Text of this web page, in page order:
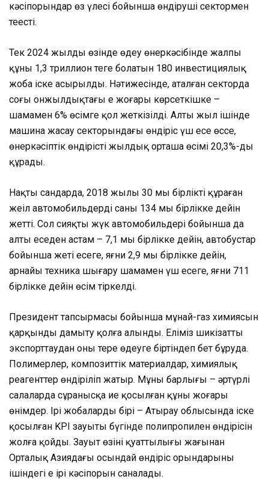
кәсіпорындар өз үлесі бойынша өндіруші сектормен
теңесті.
Тек 2024 жылдың өзінде өңдеу өнеркәсібінде жалпы
құны 1,3 триллион теңге болатын 180 инвестициялық
жоба іске асырылды. Нәтижесінде, аталған секторда
соңғы онжылдықтағы ең жоғары көрсеткішке –
шамамен 6% өсімге қол жеткізілді. Алты жыл ішінде
машина жасау секторындағы өндіріс үш есе өссе,
өнеркәсіптік өндірістің жылдық орташа өсімі 20,3%-ды
құрады.
Нақты сандарда, 2018 жылы 30 мың бірлікті құраған
жеңіл автомобильдердің саны 134 мың бірлікке дейін
жетті. Сол сияқты жүк автомобильдері бойынша да
алты еседен астам – 7,1 мың бірлікке дейін, автобустар
бойынша жеті есеге, яғни 2,9 мың бірлікке дейін,
арнайы техника шығару шамамен үш есеге, яғни 711
бірлікке дейін өсім тіркелді.
Президент тапсырмасы бойынша мұнай-газ химиясын
қарқынды дамыту қолға алынды. Еліміз шикізатты
экспорттаудан оны терең өңдеуге біртіндеп бет бұруда.
Полимерлер, композиттік материалдар, химиялық
реагенттер өндіріліп жатыр. Мұның барлығы – әртүрлі
салаларда сұранысқа ие қосылған құны жоғары
өнімдер. Ірі жобалардың бірі – Атырау облысында іске
қосылған KPI зауыты бүгінде полипропилен өндірісін
жолға қойды. Зауыт өзінің қуаттылығы жағынан
Орталық Азиядағы осындай өндіріс орындарының
ішіндегі ең ірі кәсіпорын саналады.